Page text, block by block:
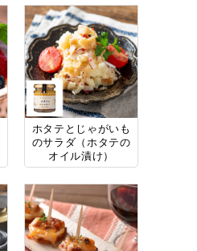
ホタテとじゃがいも
のサラダ（ホタテの
オイル漬け）